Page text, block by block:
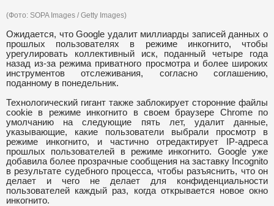
(Фото: SOPA Images / Getty Images)
Ожидается, что Google удалит миллиарды записей данных о
прошлых пользователях в режиме инкогнито, чтобы
урегулировать коллективный иск, поданный четыре года
назад из-за режима приватного просмотра и более широких
инструментов отслеживания, согласно соглашению,
поданному в понедельник.
Технологический гигант также заблокирует сторонние файлы
cookie в режиме инкогнито в своем браузере Chrome по
умолчанию на следующие пять лет, удалит данные,
указывающие, какие пользователи выбрали просмотр в
режиме инкогнито, и частично отредактирует IP-адреса
прошлых пользователей в режиме инкогнито. Google уже
добавила более прозрачные сообщения на заставку Incognito
в результате судебного процесса, чтобы разъяснить, что он
делает и чего не делает для конфиденциальности
пользователей каждый раз, когда открывается новое окно
инкогнито.